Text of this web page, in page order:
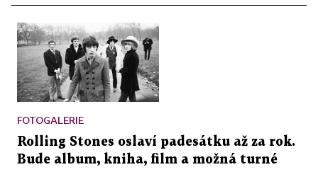
FOTOGALERIE
Rolling Stones oslaví padesátku až za rok.
Bude album, kniha, film a možná turné